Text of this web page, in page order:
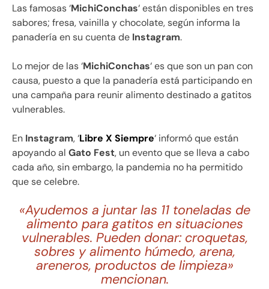
Las famosas ‘MichiConchas‘ están disponibles en tres
sabores; fresa, vainilla y chocolate, según informa la
panadería en su cuenta de Instagram.
Lo mejor de las ‘MichiConchas‘ es que son un pan con
causa, puesto a que la panadería está participando en
una campaña para reunir alimento destinado a gatitos
vulnerables.
En Instagram, ‘Libre X Siempre‘ informó que están
apoyando al Gato Fest, un evento que se lleva a cabo
cada año, sin embargo, la pandemia no ha permitido
que se celebre.
«Ayudemos a juntar las 11 toneladas de
alimento para gatitos en situaciones
vulnerables. Pueden donar: croquetas,
sobres y alimento húmedo, arena,
areneros, productos de limpieza»
mencionan.